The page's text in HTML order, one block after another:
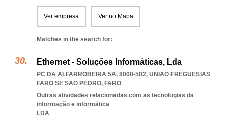
Ver empresa Ver no Mapa
Matches in the search for:
Ethernet - Soluções Informáticas, Lda
PC DA ALFARROBEIRA 5A, 8000-502, UNIAO FREGUESIAS
FARO SE SAO PEDRO, FARO
Outras atividades relacionadas com as tecnologias da
informação e informática
LDA